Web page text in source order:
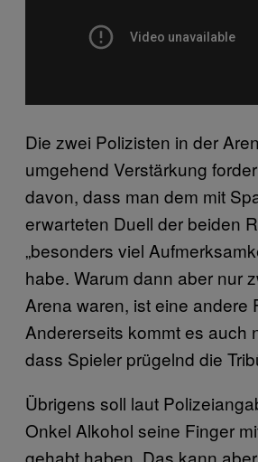
Die zwei Polizisten in der
umgehend Verstärkung
davon, dass man dem mit
erwarteten Duell der beiden
„besonders viel
habe. Warum dann aber nur
Arena waren, ist eine andere
Andererseits kommt es auch
dass Spieler prügelnd die
Übrigens soll laut
Onkel Alkohol seine Finger
gehabt haben. Das kann